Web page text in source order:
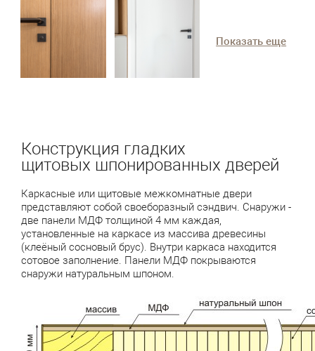
Показать еще
Конструкция гладких
щитовых шпонированных дверей
Каркасные или щитовые межкомнатные двери
представляют собой своеборазный сэндвич. Снаружи -
две панели МДФ толщиной 4 мм каждая,
установленные на каркасе из массива древесины
(клеёный сосновый брус). Внутри каркаса находится
сотовое заполнение. Панели МДФ покрываются
снаружи натуральным шпоном.